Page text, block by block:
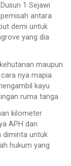
1 Sejawi
antara
demi untuk
yang dia
maupun
nya mapia
kayu
ruma tanga.
kilometer
APH dan
diminta untuk
hukum yang